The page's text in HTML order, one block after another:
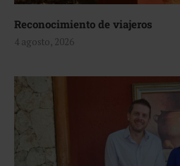
Reconocimiento de viajeros
4 agosto, 2026